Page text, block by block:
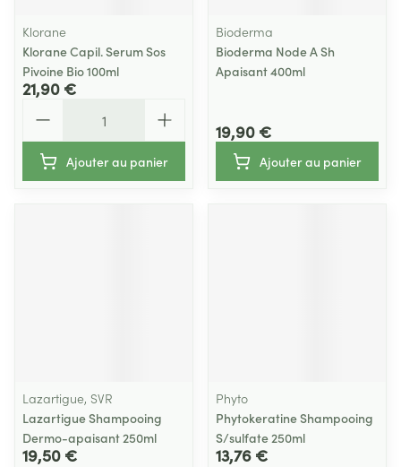
Klorane
Klorane Capil. Serum Sos
Pivoine Bio 100ml
21,90 €
Ajouter au panier
Bioderma
Bioderma Node A Sh
Apaisant 400ml
19,90 €
Ajouter au panier
Lazartigue, SVR
Lazartigue Shampooing
Dermo-apaisant 250ml
19,50 €
Phyto
Phytokeratine Shampooing
S/sulfate 250ml
13,76 €